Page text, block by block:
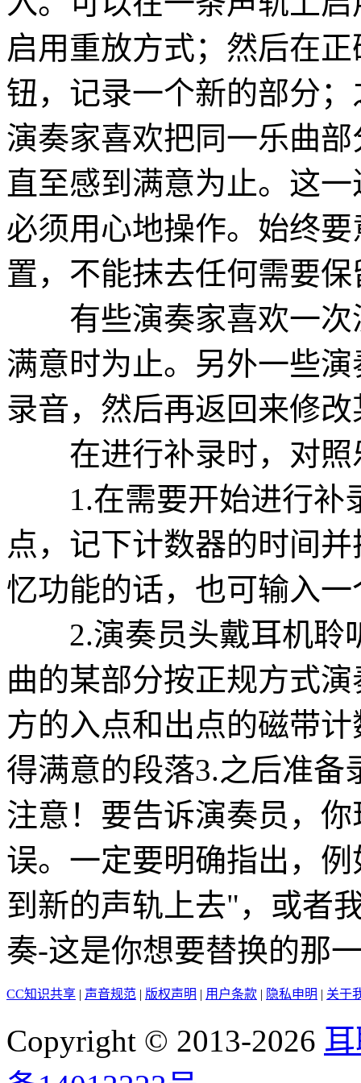
启用重放方式；然后在
钮，记录一个新的部分
演奏家喜欢把同一乐曲
直至感到满意为止。这
必须用心地操作。始终
置，不能抹去任何需要
有些演奏家喜欢一次
满意时为止。另外一些
录音，然后再返回来修
在进行补录时，对照
1.在需要开始进行补
点，记下计数器的时间
忆功能的话，也可输入
2.演奏员头戴耳机聆
曲的某部分按正规方式
方的入点和出点的磁带
得满意的段落3.之后准
注意！要告诉演奏员，
误。一定要明确指出，
到新的声轨上去"，或者
奏-这是你想要替换的那
CC知识共享 | 声音规范 | 版权声明 | 用户条款 | 隐私申明 | 关于
Copyright © 2013-2026